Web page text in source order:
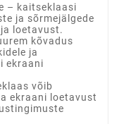
– kaitseklaasi
ja sõrmejälgede
loetavust.
kõvadus
ja
ekraani
võib
ekraani loetavust